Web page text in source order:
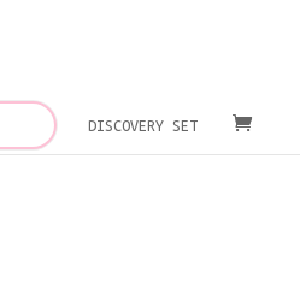
DISCOVERY SET